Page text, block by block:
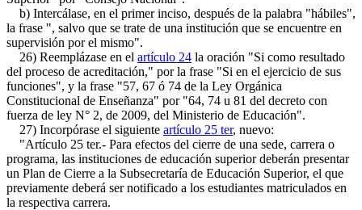
b) Intercálase, en el primer inciso, después de la palabra "hábiles",
la frase ", salvo que se trate de una institución que se encuentre en
supervisión por el mismo".
26) Reemplázase en el artículo 24 la oración "Si como resultado
del proceso de acreditación," por la frase "Si en el ejercicio de sus
funciones", y la frase "57, 67 ó 74 de la Ley Orgánica
Constitucional de Enseñanza" por "64, 74 u 81 del decreto con
fuerza de ley N° 2, de 2009, del Ministerio de Educación".
27) Incorpórase el siguiente artículo 25 ter, nuevo:
"Artículo 25 ter.- Para efectos del cierre de una sede, carrera o
programa, las instituciones de educación superior deberán presentar
un Plan de Cierre a la Subsecretaría de Educación Superior, el que
previamente deberá ser notificado a los estudiantes matriculados en
la respectiva carrera.